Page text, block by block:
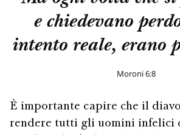
e chiedevano
intento reale, erano
Moroni 6:8
È importante capire che il
rendere tutti gli uomini infelici